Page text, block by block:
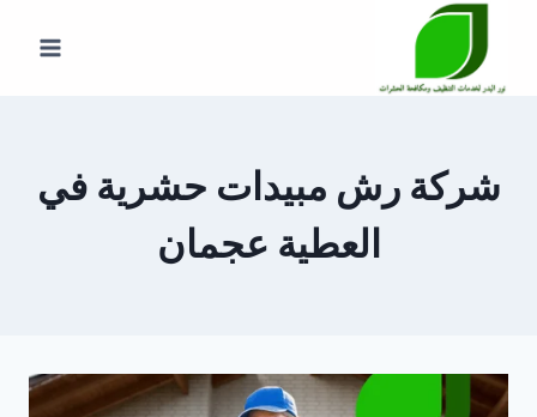
المحتوى
شركة رش مبيدات حشرية في
العطية عجمان